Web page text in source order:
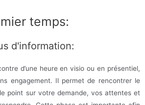
temps:
d'information:
d’une heure en visio ou en présentiel,
engagement. Il permet de rencontrer le
point sur votre demande, vos attentes et